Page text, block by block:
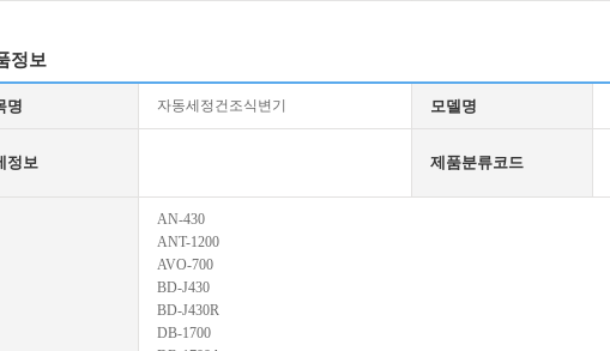
정보
명 자동세정건조식변기 모델명
정보 제품분류코드
AN-430
ANT-1200
AVO-700
BD-J430
BD-J430R
DB-1700